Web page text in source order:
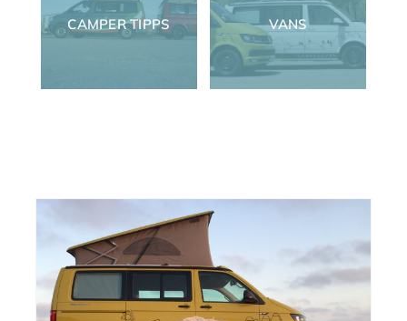
CAMPER TIPPS VANS